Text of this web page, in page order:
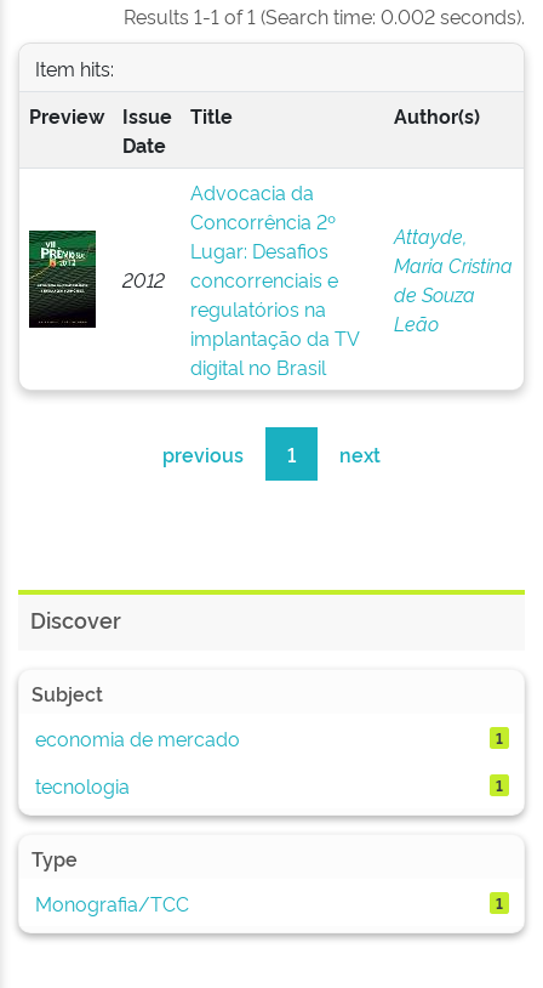
Results 1-1 of 1 (Search time: 0.002 seconds).
Item hits:
Preview
Issue
Date
Title Author(s)
2012
Advocacia da
Concorrência 2º
Lugar: Desafios
concorrenciais e
regulatórios na
implantação da TV
digital no Brasil
Attayde,
Maria Cristina
de Souza
Leão
previous 1 next
Discover
Subject
economia de mercado
1
tecnologia 1
Type
Monografia/TCC
1